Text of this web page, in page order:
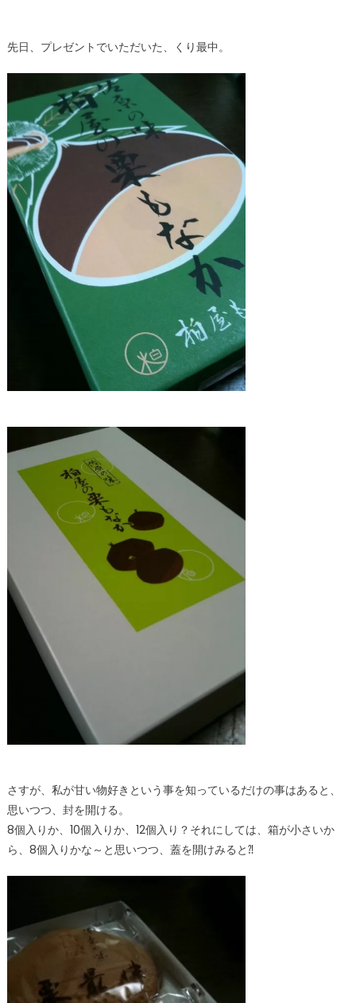
先日、プレゼントでいただいた、くり最中。
さすが、私が甘い物好きという事を知っているだけの事はあると、
思いつつ、封を開ける。
8個入りか、10個入りか、12個入り？それにしては、箱が小さいか
ら、8個入りかな～と思いつつ、蓋を開けみると⁈